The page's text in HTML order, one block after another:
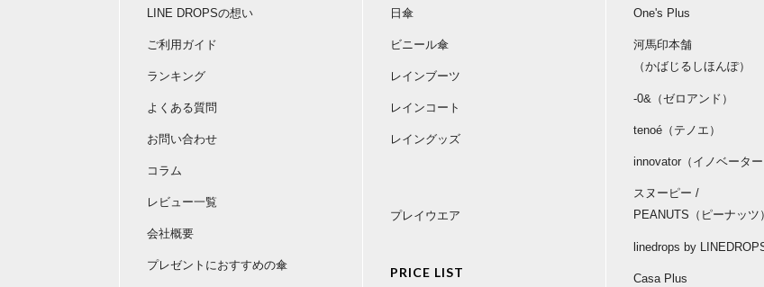
LINE DROPSの想い
ご利用ガイド
ランキング
よくある質問
お問い合わせ
コラム
レビュー一覧
会社概要
プレゼントにおすすめの傘
日傘
ビニール傘
レインブーツ
レインコート
レイングッズ
プレイウエア
PRICE LIST
One's Plus
河馬印本舗
（かばじるしほんぽ）
-0&（ゼロアンド）
tenoé（テノエ）
innovator（イノベーター
スヌーピー /
PEANUTS（ピーナッツ）
linedrops by
Casa Plus